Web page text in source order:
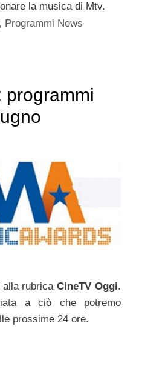
la musica di Mtv.
, Programmi News
programmi
alla rubricaCineTV Oggi.
a ciò che potremo
prossime 24 ore.